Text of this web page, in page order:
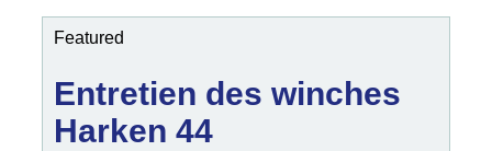
Featured
Entretien des winches
Harken 44